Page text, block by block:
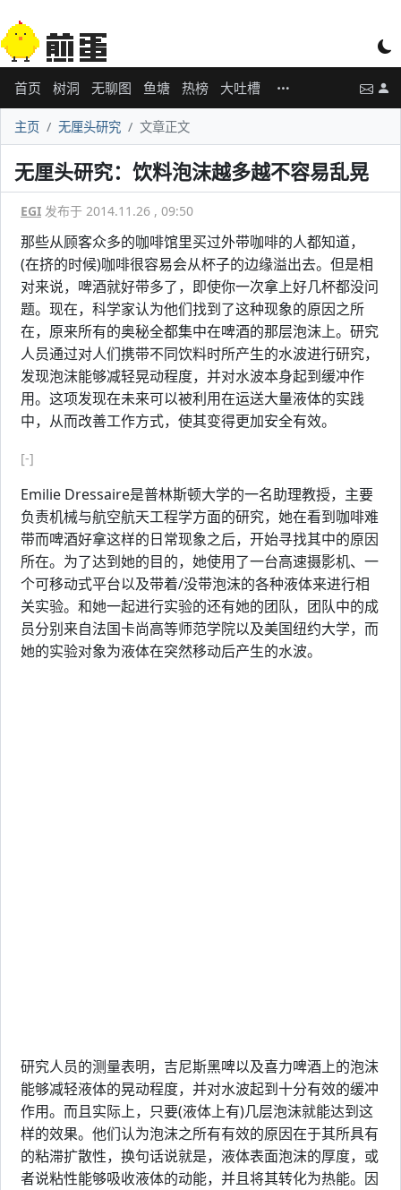
首页 树洞 无聊图 鱼塘 热榜 大吐槽
主页 无厘头研究 文章正文
无厘头研究：饮料泡沫越多越不容易乱晃
EGI 发布于 2014.11.26 , 09:50
那些从顾客众多的咖啡馆里买过外带咖啡的人都知道，
(在挤的时候)咖啡很容易会从杯子的边缘溢出去。但是相
对来说，啤酒就好带多了，即使你一次拿上好几杯都没问
题。现在，科学家认为他们找到了这种现象的原因之所
在，原来所有的奥秘全都集中在啤酒的那层泡沫上。研究
人员通过对人们携带不同饮料时所产生的水波进行研究，
发现泡沫能够减轻晃动程度，并对水波本身起到缓冲作
用。这项发现在未来可以被利用在运送大量液体的实践
中，从而改善工作方式，使其变得更加安全有效。
[-]
Emilie Dressaire是普林斯顿大学的一名助理教授，主要
负责机械与航空航天工程学方面的研究，她在看到咖啡难
带而啤酒好拿这样的日常现象之后，开始寻找其中的原因
所在。为了达到她的目的，她使用了一台高速摄影机、一
个可移动式平台以及带着/没带泡沫的各种液体来进行相
关实验。和她一起进行实验的还有她的团队，团队中的成
员分别来自法国卡尚高等师范学院以及美国纽约大学，而
她的实验对象为液体在突然移动后产生的水波。
研究人员的测量表明，吉尼斯黑啤以及喜力啤酒上的泡沫
能够减轻液体的晃动程度，并对水波起到十分有效的缓冲
作用。而且实际上，只要(液体上有)几层泡沫就能达到这
样的效果。他们认为泡沫之所有有效的原因在于其所具有
的粘滞扩散性，换句话说就是，液体表面泡沫的厚度，或
者说粘性能够吸收液体的动能，并且将其转化为热能。因